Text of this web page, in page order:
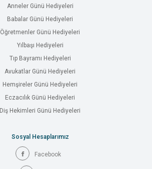
Anneler Günü Hediyeleri
Babalar Günü Hediyeleri
Öğretmenler Günü Hediyeleri
Yılbaşı Hediyeleri
Tıp Bayramı Hediyeleri
Avukatlar Günü Hediyeleri
Hemşireler Günü Hediyeleri
Eczacılık Günü Hediyeleri
Diş Hekimleri Günü Hediyeleri
Sosyal Hesaplarımız
Facebook